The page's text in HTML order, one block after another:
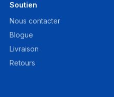
Soutien
Nous contacter
Blogue
Livraison
Retours